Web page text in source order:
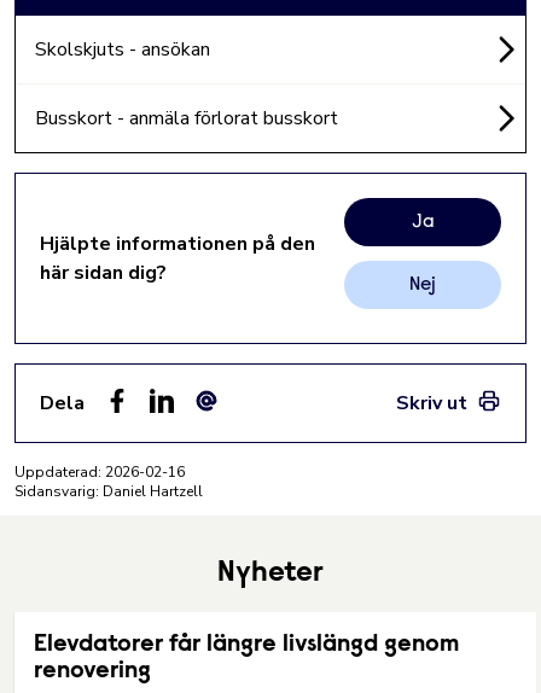
Skolskjuts - ansökan
Busskort - anmäla förlorat busskort
Hjälpte informationen på den
här sidan dig?
Ja
Nej
Dela
Skriv ut
Uppdaterad: 2026-02-16
Sidansvarig: Daniel Hartzell
Nyheter
Elevdatorer får längre livslängd genom
renovering